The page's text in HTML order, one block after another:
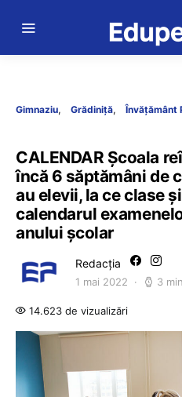
Gimnaziu Grădiniță Învățământ
CALENDAR Școala
încă 6 săptămâni de
au elevii, la ce clase
calendarul
anului școlar
Redacția
1 mai 2022 3
14.623 de vizualizări